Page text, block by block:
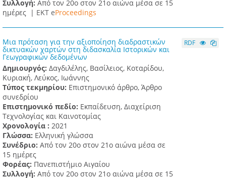
Συλλογή: Από τον 20ο στον 21ο αιώνα μέσα σε 15
ημέρες | ΕΚΤ eProceedings
Μια πρόταση για την αξιοποίηση διαδραστικών
δικτυακών χαρτών στη διδασκαλία Ιστορικών και
Γεωγραφικών δεδομένων
Δημιουργός: Δαγδιλέλης, Βασίλειος, Κοταρίδου,
Κυριακή, Λεύκος, Ιωάννης
Τύπος τεκμηρίου: Επιστημονικό άρθρο, Άρθρο
συνεδρίου
Επιστημονικό πεδίο: Εκπαίδευση, Διαχείριση
Τεχνολογίας και Καινοτομίας
Χρονολογία : 2021
Γλώσσα: Ελληνική γλώσσα
Συνέδριο: Από τον 20ο στον 21ο αιώνα μέσα σε
15 ημέρες
Φορέας: Πανεπιστήμιο Αιγαίου
Συλλογή: Από τον 20ο στον 21ο αιώνα μέσα σε 15
RDF